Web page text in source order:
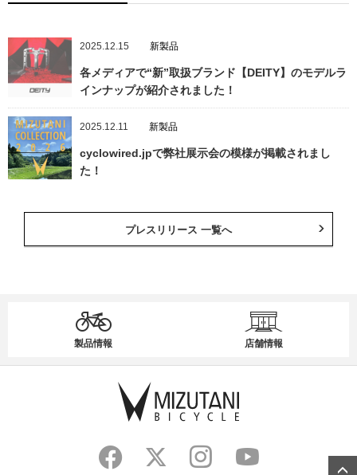
2025.12.15 新製品
各メディアで“新”取扱ブランド【DEITY】のモデルラ
インナップが紹介されました！
2025.12.11 新製品
cyclowired.jpで弊社展示会の模様が掲載されまし
た！
プレスリリース 一覧へ
製品情報 店舗情報